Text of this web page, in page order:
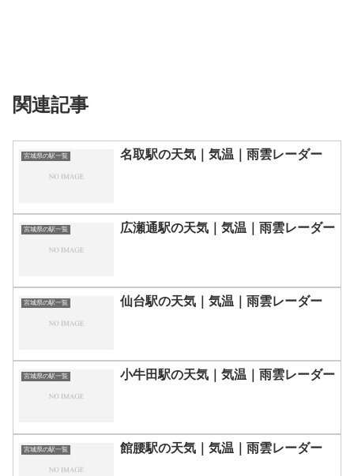
関連記事
宮城県の駅一覧 名取駅の天気｜気温｜雨雲レーダー
宮城県の駅一覧 広瀬通駅の天気｜気温｜雨雲レーダー
宮城県の駅一覧 仙台駅の天気｜気温｜雨雲レーダー
宮城県の駅一覧 小牛田駅の天気｜気温｜雨雲レーダー
宮城県の駅一覧 館腰駅の天気｜気温｜雨雲レーダー